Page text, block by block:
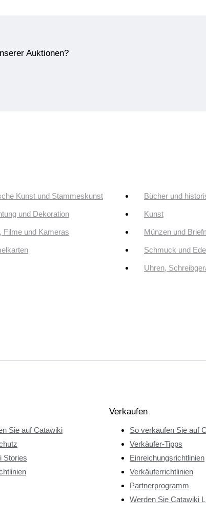
Auktionen?
Kunst und Stammeskunst Bücher und
und Dekoration Kunst
Filme und Kameras Münzen und
Schmuck und
Uhren,
Sie auf Catawiki
Stories
Verkaufen
So verkaufen Sie auf
Verkäufer-Tipps
Einreichungsrichtlinien
Verkäuferrichtlinien
Partnerprogramm
Werden Sie Catawiki